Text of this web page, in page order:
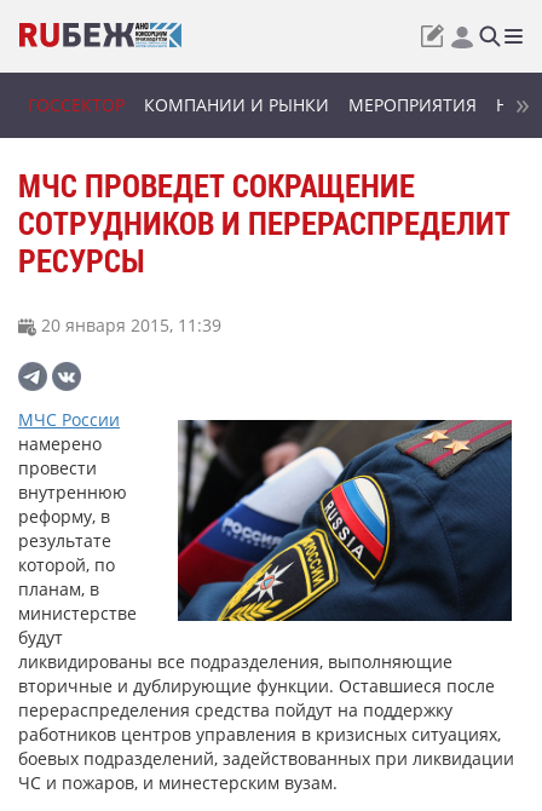
ГОССЕКТОР КОМПАНИИ И РЫНКИ МЕРОПРИЯТИЯ
МЧС ПРОВЕДЕТ СОКРАЩЕНИЕ
СОТРУДНИКОВ И ПЕРЕРАСПРЕДЕЛИТ
РЕСУРСЫ
20 января 2015, 11:39
МЧС России
намерено
провести
внутреннюю
реформу, в
результате
которой, по
планам, в
министерстве
будут
ликвидированы все подразделения, выполняющие
вторичные и дублирующие функции. Оставшиеся после
перераспределения средства пойдут на поддержку
работников центров управления в кризисных ситуациях,
боевых подразделений, задействованных при ликвидации
ЧС и пожаров, и минестерским вузам.